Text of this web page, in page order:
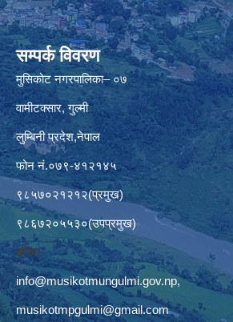
सम्पर्क विवरण
मुसिकोट नगरपालिका– ०७
वामीटक्सार, गुल्मी
लुम्बिनी प्रदेश,नेपाल
फोन नं.०७९-४१२१४५
९८५७०२१२१२(प्रमुख)
९८६७२०५५३०(उपप्रमुख)
इमेलः–
info@musikotmungulmi.gov.np,
musikotmpgulmi@gmail.com